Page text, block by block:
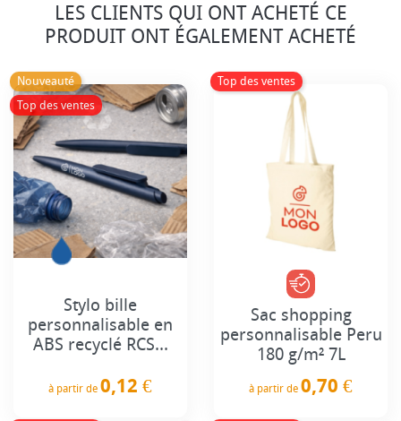
LES CLIENTS QUI ONT ACHETÉ CE
PRODUIT ONT ÉGALEMENT ACHETÉ
Nouveauté
Top des ventes
Stylo bille
personnalisable en
ABS recyclé RCS...
à partir de 0,12 €
Top des ventes
Sac shopping
personnalisable Peru
180 g/m² 7L
à partir de 0,70 €